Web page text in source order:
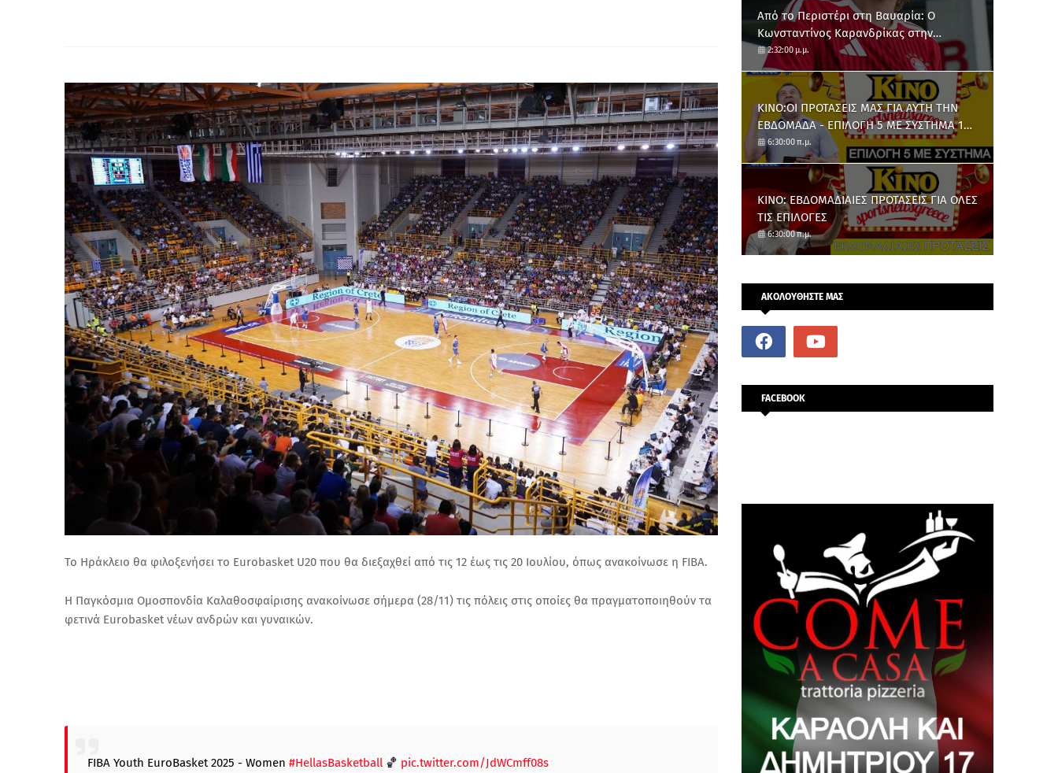
Το Ηράκλειο θα φιλοξενήσει το Eurobasket U20 που θα διεξαχθεί από τις 12 έως τις 20 Ιουλίου, όπως ανακοίνωσε η FIBA.
Η Παγκόσμια Ομοσπονδία Καλαθοσφαίρισης ανακοίνωσε σήμερα (28/11) τις πόλεις στις οποίες θα πραγματοποιηθούν τα
φετινά Eurobasket νέων ανδρών και γυναικών.
FIBA Youth EuroBasket 2025 - Women #HellasBasketball 🏀 pic.twitter.com/JdWCmff08s
Από το Περιστέρι στη Βαυαρία: O
Κωνσταντίνος Καρανδρίκας στην
Μπάγερν Μονάχου
2:32:00 μ.μ.
ΚΙΝΟ:ΟΙ ΠΡΟΤΑΣΕΙΣ ΜΑΣ ΓΙΑ ΑΥΤΗ ΤΗΝ
ΕΒΔΟΜΑΔΑ - ΕΠΙΛΟΓΗ 5 ΜΕ ΣΥΣΤΗΜΑ 10
ΑΡΙΘΜΩΝ
6:30:00 π.μ.
ΚΙΝΟ: ΕΒΔΟΜΑΔΙΑΙΕΣ ΠΡΟΤΑΣΕΙΣ ΓΙΑ ΟΛΕΣ
ΤΙΣ ΕΠΙΛΟΓΕΣ
6:30:00 π.μ.
ΑΚΟΛΟΥΘΗΣΤΕ ΜΑΣ
FACEBOOK